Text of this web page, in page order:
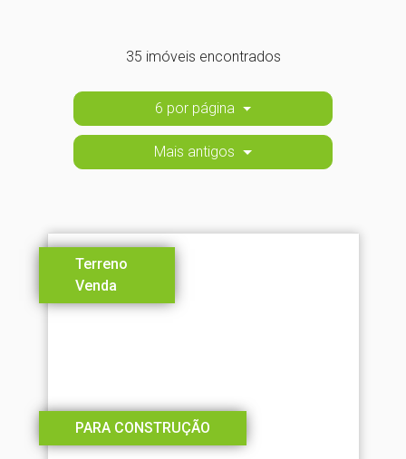
35 imóveis encontrados
6 por página
Mais antigos
Terreno
Venda
PARA CONSTRUÇÃO